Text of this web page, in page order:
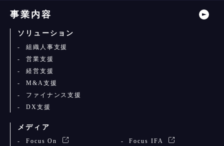
事業内容
ソリューション
組織人事支援
営業支援
経営支援
M&A支援
ファイナンス支援
DX支援
メディア
Focus On
Focus IFA